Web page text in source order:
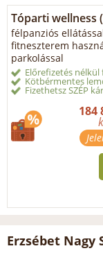
Tóparti wellness
félpanziós
fitneszterem
parkolással
Előrefizetés nélkül
Kötbérmentes
Fizethetsz SZÉP
184
Erzsébet Nagy